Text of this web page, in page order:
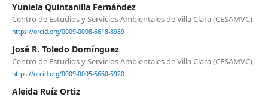
Yuniela Quintanilla Fernández
Centro de Estudios y Servicios Ambientales de Villa Clara (CESAMVC)
https://orcid.org/0009-0008-6618-8989
José R. Toledo Domínguez
Centro de Estudios y Servicios Ambientales de Villa Clara (CESAMVC)
https://orcid.org/0009-0005-6660-5920
Aleida Ruíz Ortiz